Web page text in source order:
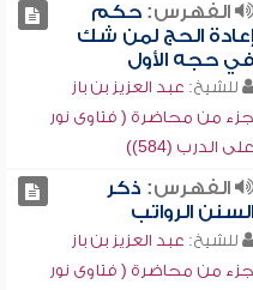
الفهرس:حكم
إعادة الحج لمن شك
في حجه الأول
للشيخ: عبد العزيز بن باز
جزء من محاضرة ( فتاوى نور
على الدرب (584))
الفهرس: ذكر
السنن الرواتب
للشيخ: عبد العزيز بن باز
جزء من محاضرة ( فتاوى نور